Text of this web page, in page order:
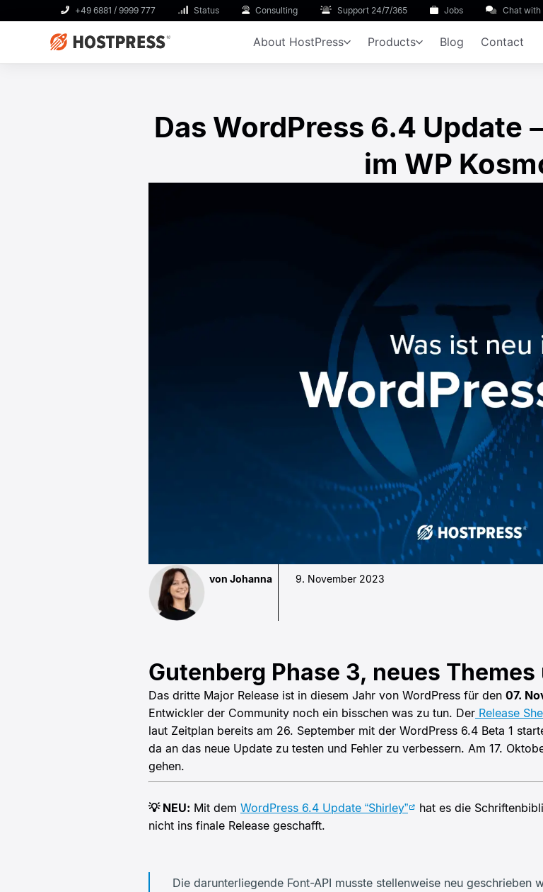
+49 6881 / 9999 777 Status Consulting Support 24/7/365 Jobs Chat with
About HostPress Products Blog Contact
Das WordPress 6.4 Update
im WP
von Johanna 9. November 2023
Gutenberg Phase 3, neues Themes
Das dritte Major Release ist in diesem Jahr von WordPress für den 07.
Entwickler der Community noch ein bisschen was zu tun. Der Release
laut Zeitplan bereits am 26. September mit der WordPress 6.4 Beta 1
da an das neue Update zu testen und Fehler zu verbessern. Am 17.
gehen.
💡 NEU: Mit dem WordPress 6.4 Update “Shirley”
hat es die
nicht ins finale Release geschafft.
Die darunterliegende Font-API musste stellenweise neu geschrieben